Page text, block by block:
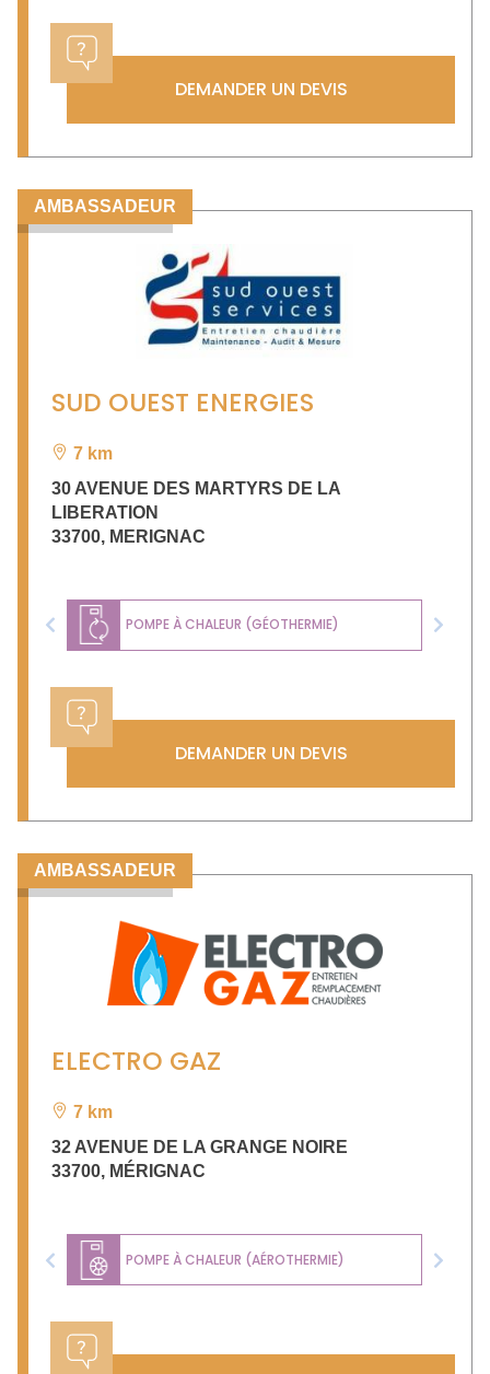
DEMANDER UN DEVIS
AMBASSADEUR
SUD OUEST ENERGIES
7 km
30 AVENUE DES MARTYRS DE LA
LIBERATION
33700, MERIGNAC
POMPE À CHALEUR (GÉOTHERMIE)
Previous Next
DEMANDER UN DEVIS
AMBASSADEUR
ELECTRO GAZ
7 km
32 AVENUE DE LA GRANGE NOIRE
33700, MÉRIGNAC
POMPE À CHALEUR (AÉROTHERMIE)
Previous Next